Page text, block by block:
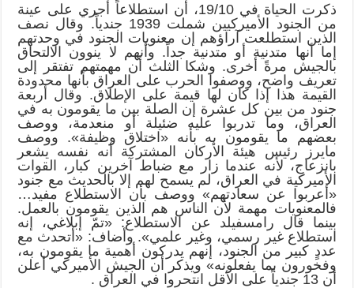
ذكرت الحياة في 19/10، أن استطلاعاً أجري على عينة
من الجنود الأميركيين شملت 1939 جندياً. وقال نصف
الذين استطلعت آراؤهم إن معنويات الجنود في وحدتهم
إما أنها متدنية أو متدنية جداً. وأنهم لا ينوون الالتحاق
بالجيش مرةً أخرى. وشكا الثلث أن مهمتهم تفتقر إلى
تعريف واضح، ووصفوا الحرب على العراق بأنها محدودة
القيمة هذا إذا كان لها قيمة على الإطلاق. وقال أربعة
جنود من بين كل عشرة إن الصلة بين ما يقومون به في
العراق، وما تدربوا عليه ضئيلة أو منعدمة، ووصف
بعضهم ما يقومون به بأنه «اختلاق وظيفة». ووصف
مايرز رئيس هيئة الأركان المشتركة أنه نفسه يشعر
بانزعاج، لأنه عندما زار مع ضباط آخرين كبار، القوات
الأميركية في العراق، لم يسمح لهم إلا بالحديث مع جنود
«أعربوا عن سعادتهم» ووصف بأن الاستطلاع مفيد…
فالمعنويات مهمة لأن الناس هم الذين يقومون بالعمل.
بينما قال رامسفيلد عن الاستطلاع: «تمّ إبلاغي، إنه
استطلاع غير رسمي، وغير علمي». وأضاف: «أتحدث مع
عددٍ كبير من الجنود، إنهم يدركون أهمية ما يقومون به،
وفخورون بما يفعلونه» ويذكر أن الجيش الأميركي أعلن
أن 13 جندياً على الأقل انتحروا في العراق .